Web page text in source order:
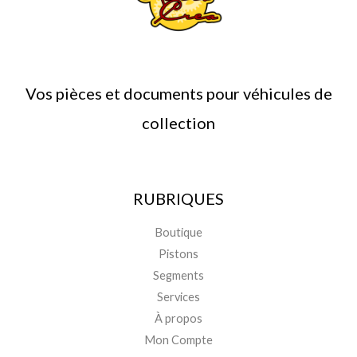
Vos pièces et documents pour véhicules de
collection
RUBRIQUES
Boutique
Pistons
Segments
Services
À propos
Mon Compte